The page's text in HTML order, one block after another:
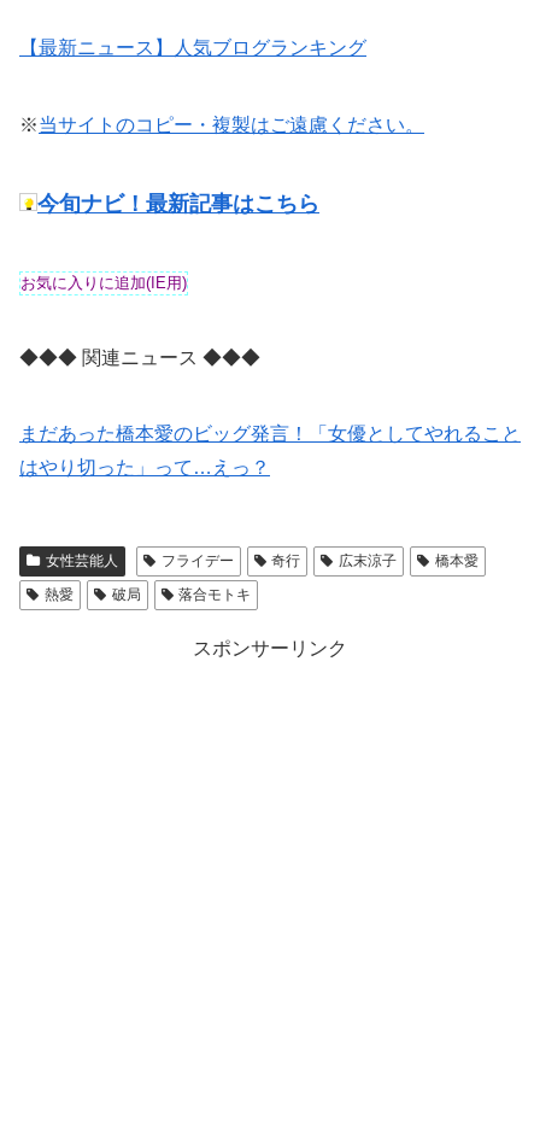
【最新ニュース】人気ブログランキング
※当サイトのコピー・複製はご遠慮ください。
今旬ナビ！最新記事はこちら
◆◆◆ 関連ニュース ◆◆◆
まだあった橋本愛のビッグ発言！「女優としてやれること
はやり切った」って…えっ？
女性芸能人 フライデー 奇行 広末涼子
橋本愛
熱愛
破局 落合モトキ
スポンサーリンク